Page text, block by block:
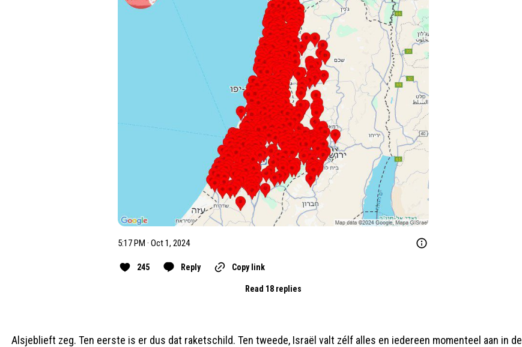
5:17 PM · Oct 1, 2024
245 Reply Copy link
Read 18 replies
Alsjeblieft zeg. Ten eerste is er dus dat raketschild. Ten tweede, Israël valt zélf alles en iedereen momenteel aan in de